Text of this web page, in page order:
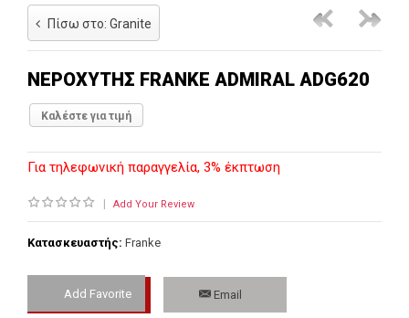
Πίσω στο: Granite
Franke
NΕΡΟΧΎΤΗΣ FRANKE ADMIRAL ADG620
Καλέστε για τιμή
Για τηλεφωνική παραγγελία, 3% έκπτωση
| Add Your Review
Κατασκευαστής: Franke
Add Favorite Email
Εκτύπωση